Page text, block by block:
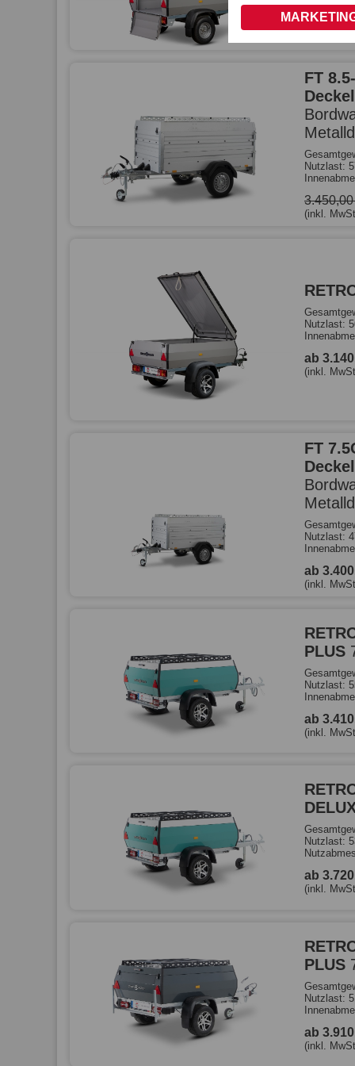
ab
(inkl.
FT
Nutzlast:
(inkl.
Nutzlast:
ab
(inkl.
FT
Nutzlast:
ab
(inkl.
PLUS
Nutzlast:
ab
(inkl.
Nutzlast:
ab
(inkl.
PLUS
Nutzlast:
ab
(inkl.